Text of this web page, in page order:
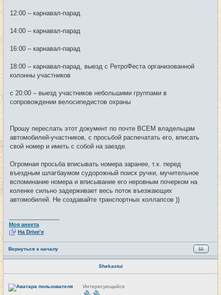
12:00 – карнавал-парад
14:00 – карнавал-парад
16:00 – карнавал-парад
18:00 – карнавал-парад, выезд с РетроФеста организованной
колонны участников
с 20:00 – выезд участников небольшими группами в
сопровождении велосипедистов охраны
Прошу переслать этот документ по почте ВСЕМ владельцам
автомобилей-участников, с просьбой распечатать его, вписать
свой номер и иметь с собой на заезде.
Огромная просьба вписывать номера заранее, т.к. перед
въездным шлагбаумом судорожный поиск ручки, мучительное
вспоминание номера и вписывание его неровным почерком на
коленке сильно задерживает весь поток въезжающих
автомобилей. Не создавайте транспортных коллапсов ))
Моя анкета
На Drive'e
Вернуться к началу
Shekastui
Н
е
Интересующийся